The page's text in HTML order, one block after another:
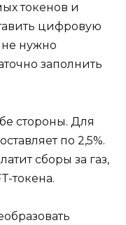
токенов и
цифровую
не нужно
заполнить
стороны. Для
по 2,5%.
сборы за газ,
токена.